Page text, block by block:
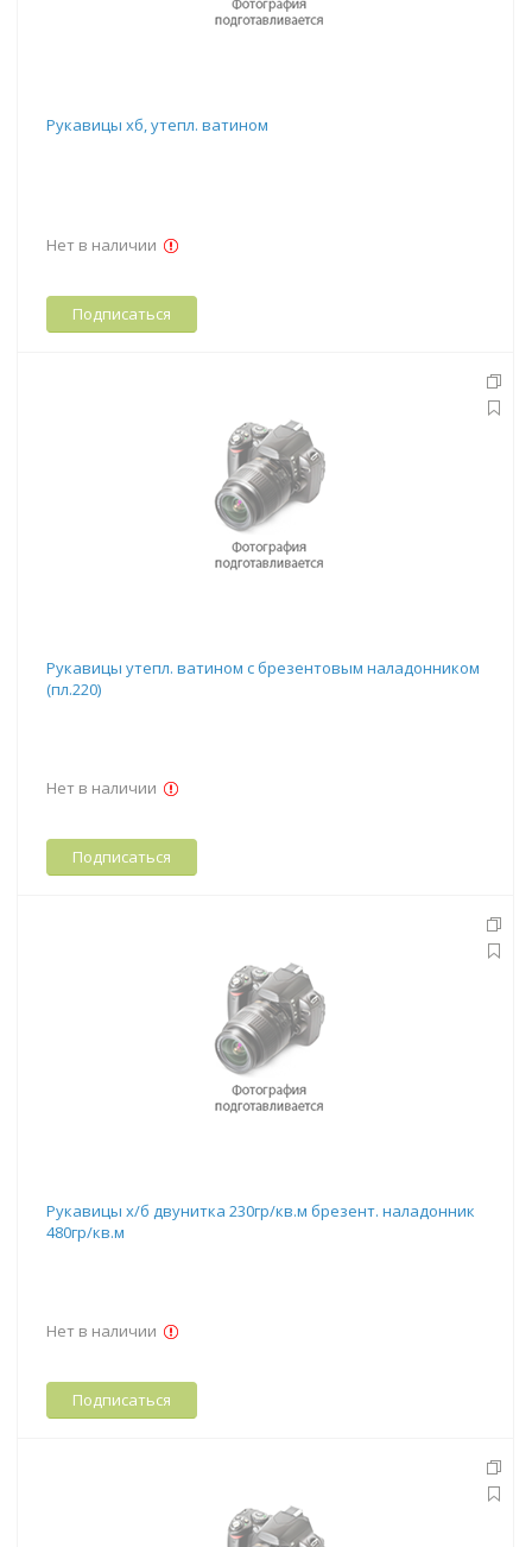
Рукавицы хб, утепл. ватином
Нет в наличии
Подписаться
Рукавицы утепл. ватином с брезентовым наладонником
(пл.220)
Нет в наличии
Подписаться
Рукавицы х/б двунитка 230гр/кв.м брезент. наладонник
480гр/кв.м
Нет в наличии
Подписаться